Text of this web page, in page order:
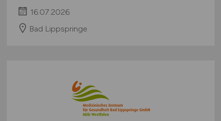
16.07.2026
Bad Lippspringe